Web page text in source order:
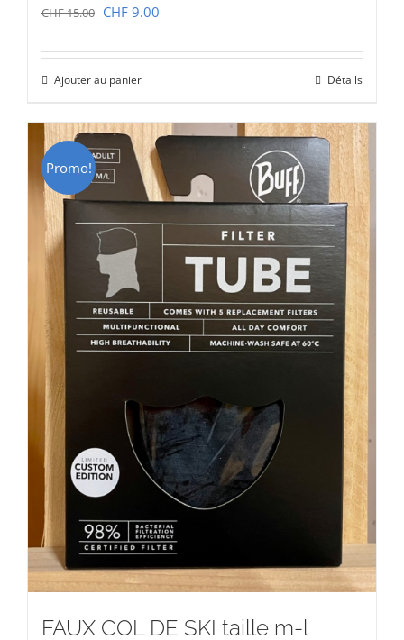
CHF15.00 Le
initial
était :
CHF 15.00.
CHF 9.00
actuel
CHF 9.00.
Ajouter au panier Détails
Promo!
FAUX COL DE SKI taille m-l